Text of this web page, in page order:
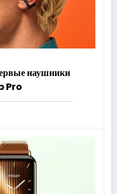
наушники
Pro